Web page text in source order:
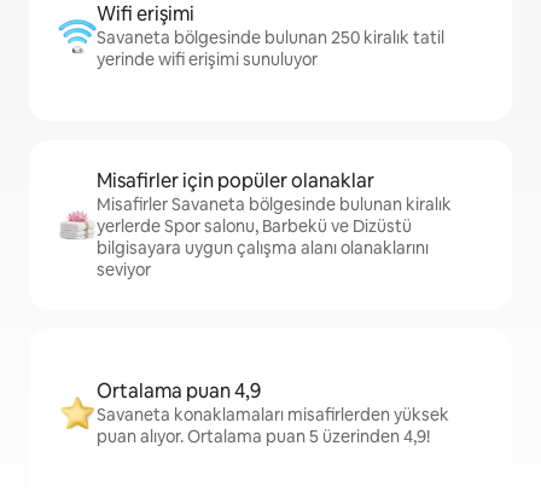
Wifi erişimi
Savaneta bölgesinde bulunan 250 kiralık tatil
yerinde wifi erişimi sunuluyor
Misafirler için popüler olanaklar
Misafirler Savaneta bölgesinde bulunan kiralık
yerlerde Spor salonu, Barbekü ve Dizüstü
bilgisayara uygun çalışma alanı olanaklarını
seviyor
Ortalama puan 4,9
Savaneta konaklamaları misafirlerden yüksek
puan alıyor. Ortalama puan 5 üzerinden 4,9!